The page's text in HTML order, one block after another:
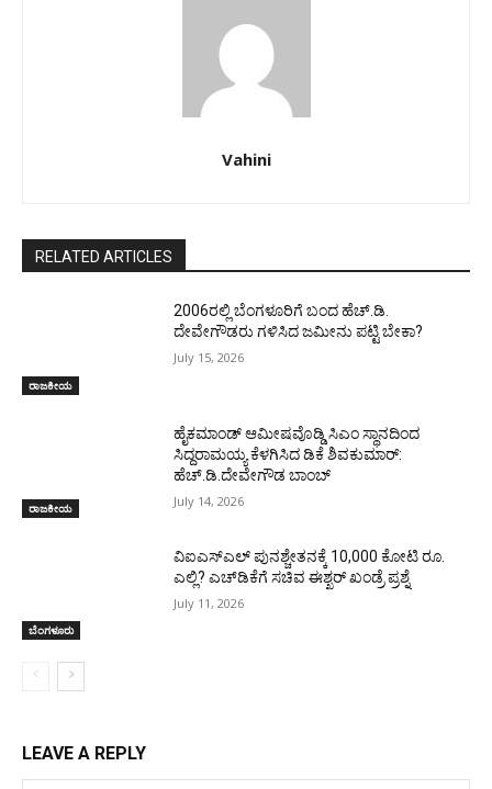
Vahini
RELATED ARTICLES
ರಾಜಕೀಯ
2006ರಲ್ಲಿ ಬೆಂಗಳೂರಿಗೆ ಬಂದ ಹೆಚ್.ಡಿ.
ದೇವೇಗೌಡರು ಗಳಿಸಿದ ಜಮೀನು ಪಟ್ಟಿ ಬೇಕಾ?
July 15, 2026
ರಾಜಕೀಯ
ಹೈಕಮಾಂಡ್ ಆಮೀಷವೊಡ್ಡಿ ಸಿಎಂ ಸ್ಥಾನದಿಂದ
ಸಿದ್ದರಾಮಯ್ಯ ಕೆಳಗಿಸಿದ ಡಿಕೆ ಶಿವಕುಮಾರ್:
ಹೆಚ್.ಡಿ.ದೇವೇಗೌಡ ಬಾಂಬ್
July 14, 2026
ಬೆಂಗಳೂರು
ವಿಐಎಸ್ಎಲ್ ಪುನಶ್ಚೇತನಕ್ಕೆ 10,000 ಕೋಟಿ ರೂ.
ಎಲ್ಲಿ? ಎಚ್‌ಡಿಕೆಗೆ ಸಚಿವ ಈಶ್ಖರ್‌ ಖಂಡ್ರೆ ಪ್ರಶ್ನೆ
July 11, 2026
LEAVE A REPLY